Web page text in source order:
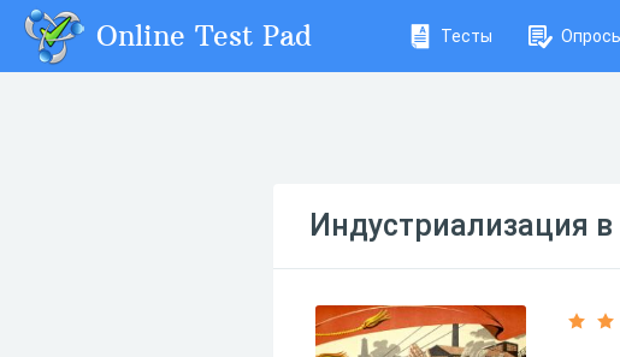
Online Test Pad Тесты
Индустриализация